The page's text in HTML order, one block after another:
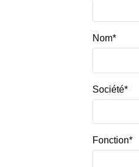
Nom*
Société*
Fonction*